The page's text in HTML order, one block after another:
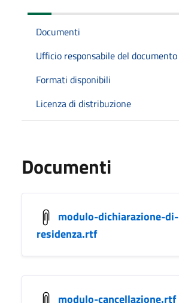
Documenti
Ufficio responsabile del documento
Formati disponibili
Licenza di distribuzione
Documenti
modulo-dichiarazione-di-
residenza.rtf
modulo-cancellazione.rtf